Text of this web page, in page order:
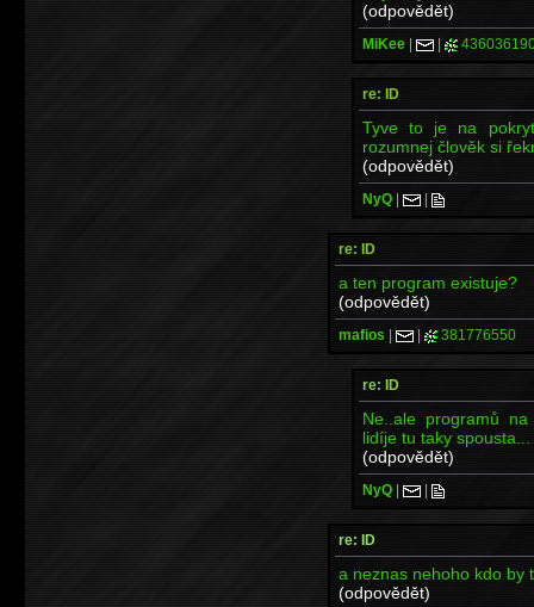
(odpovědět)
MiKee | |
re: ID
Tyve to je na
rozumnej člověk si
(odpovědět)
NyQ | |
re: ID
a ten program existuje?
(odpovědět)
mafios | | 381776550
re: ID
Ne..ale programů
lidíje tu taky spousta...
(odpovědět)
NyQ | |
re: ID
a neznas nehoho kdo by
(odpovědět)